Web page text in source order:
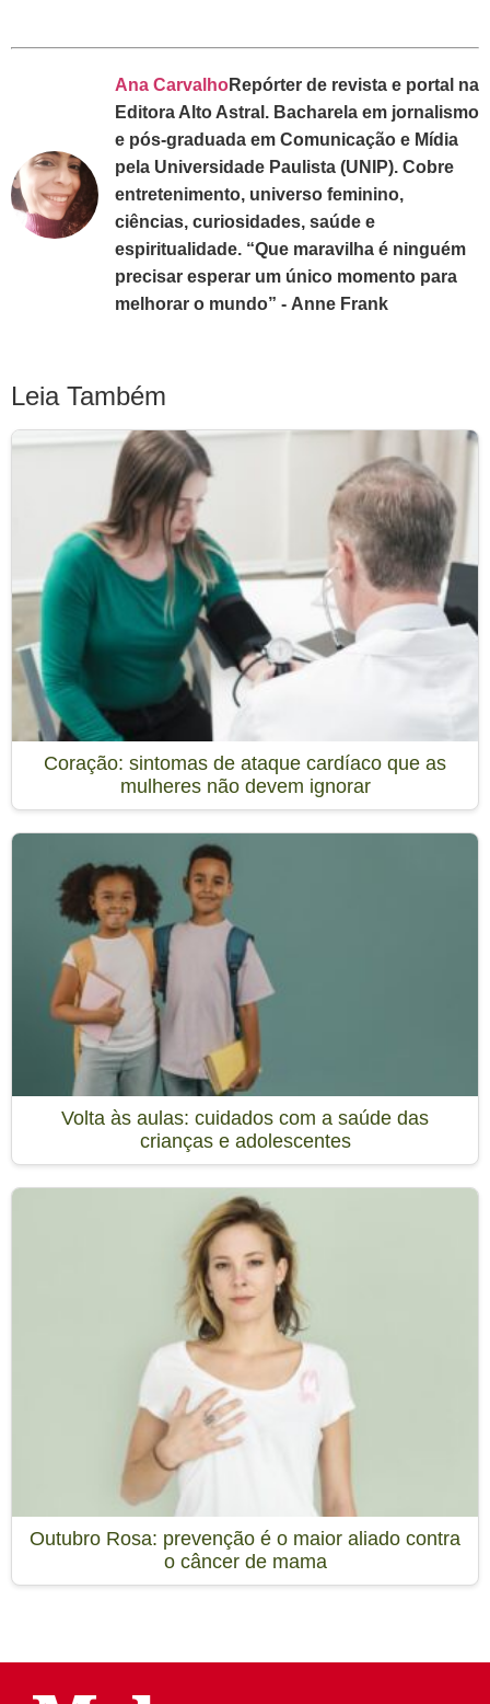
Ana CarvalhoRepórter de revista e portal na
Editora Alto Astral. Bacharela em jornalismo
e pós-graduada em Comunicação e Mídia
pela Universidade Paulista (UNIP). Cobre
entretenimento, universo feminino,
ciências, curiosidades, saúde e
espiritualidade. “Que maravilha é ninguém
precisar esperar um único momento para
melhorar o mundo” - Anne Frank
Leia Também
Coração: sintomas de ataque cardíaco que as
mulheres não devem ignorar
Volta às aulas: cuidados com a saúde das
crianças e adolescentes
Outubro Rosa: prevenção é o maior aliado contra
o câncer de mama